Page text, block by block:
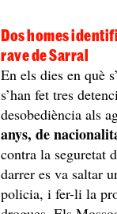
Dos homes
rave de Sarral
En els dies en què
s’han fet tres
desobediència als
anys, de
contra la seguretat
darrer es va saltar
policia, i fer-li la